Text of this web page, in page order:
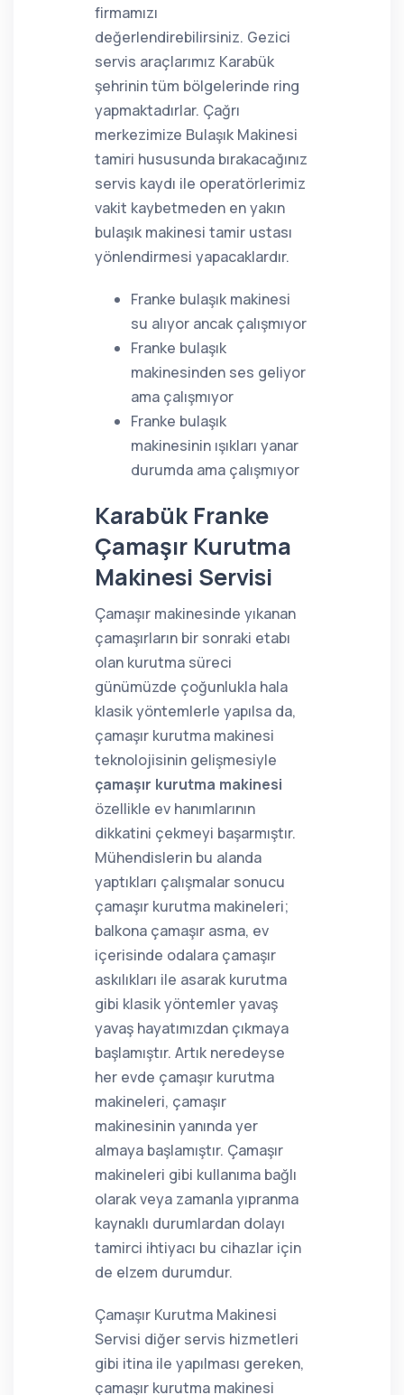
firmamızı
değerlendirebilirsiniz. Gezici
servis araçlarımız Karabük
şehrinin tüm bölgelerinde ring
yapmaktadırlar. Çağrı
merkezimize Bulaşık Makinesi
tamiri hususunda bırakacağınız
servis kaydı ile operatörlerimiz
vakit kaybetmeden en yakın
bulaşık makinesi tamir ustası
yönlendirmesi yapacaklardır.
Franke bulaşık makinesi
su alıyor ancak çalışmıyor
Franke bulaşık
makinesinden ses geliyor
ama çalışmıyor
Franke bulaşık
makinesinin ışıkları yanar
durumda ama çalışmıyor
Karabük Franke
Çamaşır Kurutma
Makinesi Servisi
Çamaşır makinesinde yıkanan
çamaşırların bir sonraki etabı
olan kurutma süreci
günümüzde çoğunlukla hala
klasik yöntemlerle yapılsa da,
çamaşır kurutma makinesi
teknolojisinin gelişmesiyle
çamaşır kurutma makinesi
özellikle ev hanımlarının
dikkatini çekmeyi başarmıştır.
Mühendislerin bu alanda
yaptıkları çalışmalar sonucu
çamaşır kurutma makineleri;
balkona çamaşır asma, ev
içerisinde odalara çamaşır
askılıkları ile asarak kurutma
gibi klasik yöntemler yavaş
yavaş hayatımızdan çıkmaya
başlamıştır. Artık neredeyse
her evde çamaşır kurutma
makineleri, çamaşır
makinesinin yanında yer
almaya başlamıştır. Çamaşır
makineleri gibi kullanıma bağlı
olarak veya zamanla yıpranma
kaynaklı durumlardan dolayı
tamirci ihtiyacı bu cihazlar için
de elzem durumdur.
Çamaşır Kurutma Makinesi
Servisi diğer servis hizmetleri
gibi itina ile yapılması gereken,
çamaşır kurutma makinesi